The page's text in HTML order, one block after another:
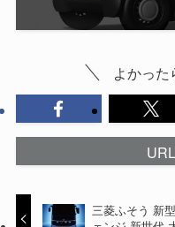
よかった
三菱ふそう 新